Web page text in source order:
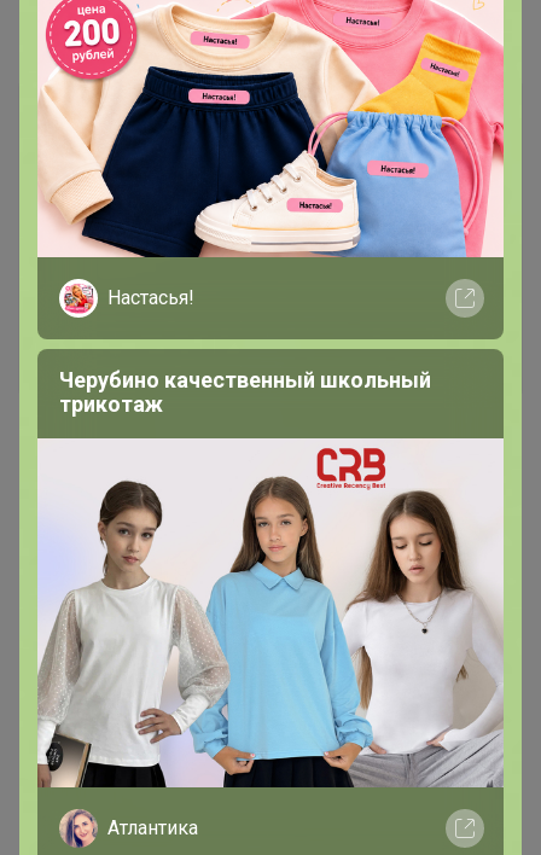
Самые желанные
1 565р
lab TL-BT-0004V голубой
Блузка женская дл. рук.
KATHARINA KROSS KK-B-
003B-черный
Настасья!
Черубино качественный школьный
трикотаж
Атлантика